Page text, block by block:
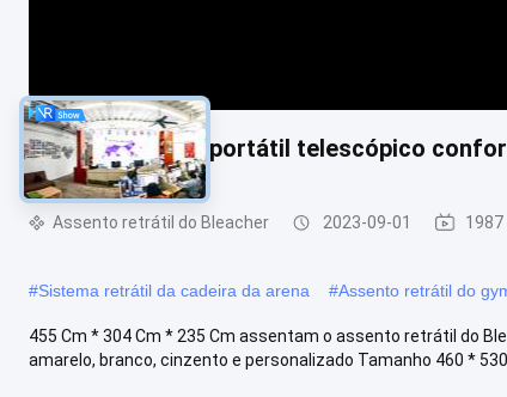
Assento retrátil portátil telescópico
Assento retrátil do Bleacher 2023-09-01
#Sistema retrátil da cadeira da arena #Assento retrátil do
455 Cm * 304 Cm * 235 Cm assentam o assento retrátil do
amarelo, branco, cinzento e personalizado Tamanho 460 * 530